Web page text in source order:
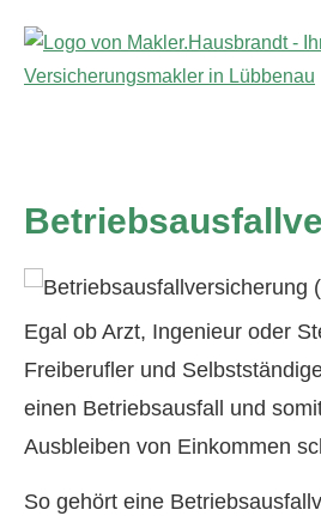
Egal ob Arzt, Ingenieur oder
Freiberufler und
einen Betriebsausfall und
Ausbleiben von Einkommen
So gehört eine